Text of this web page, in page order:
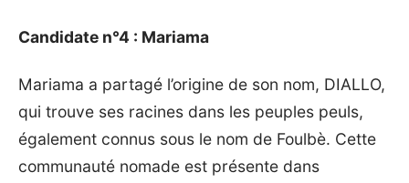
Candidate n°4 : Mariama
Mariama a partagé l’origine de son nom, DIALLO,
qui trouve ses racines dans les peuples peuls,
également connus sous le nom de Foulbè. Cette
communauté nomade est présente dans